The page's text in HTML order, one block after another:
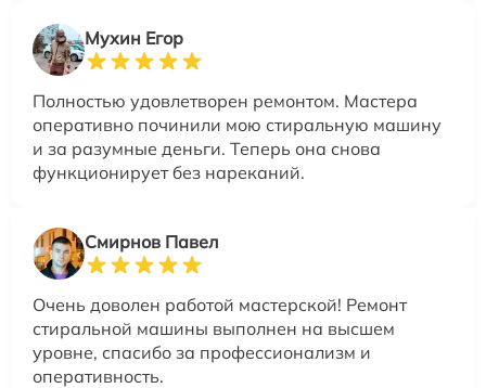
Мухин Егор
Полностью удовлетворен ремонтом. Мастера
оперативно починили мою стиральную машину
и за разумные деньги. Теперь она снова
функционирует без нареканий.
Смирнов Павел
Очень доволен работой мастерской! Ремонт
стиральной машины выполнен на высшем
уровне, спасибо за профессионализм и
оперативность.